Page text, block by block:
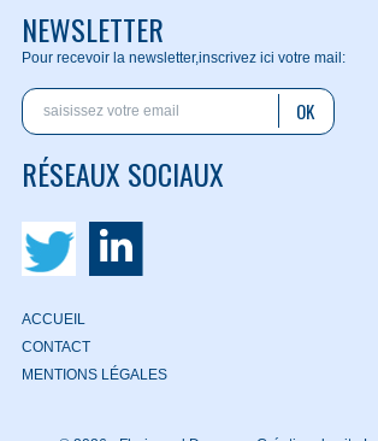
NEWSLETTER
Pour recevoir la newsletter,inscrivez ici votre mail:
OK
RÉSEAUX SOCIAUX
ACCUEIL
CONTACT
MENTIONS LÉGALES